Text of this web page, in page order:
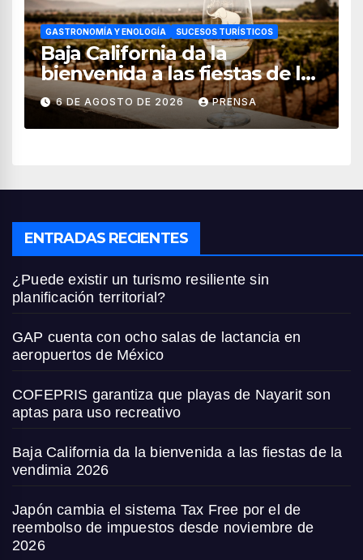
GASTRONOMÍA Y ENOLOGÍA SUCESOS TURÍSTICOS
Baja California da la
bienvenida a las fiestas de la
vendimia 2026
6 DE AGOSTO DE 2026 PRENSA
ENTRADAS RECIENTES
¿Puede existir un turismo resiliente sin
planificación territorial?
GAP cuenta con ocho salas de lactancia en
aeropuertos de México
COFEPRIS garantiza que playas de Nayarit son
aptas para uso recreativo
Baja California da la bienvenida a las fiestas de la
vendimia 2026
Japón cambia el sistema Tax Free por el de
reembolso de impuestos desde noviembre de
2026